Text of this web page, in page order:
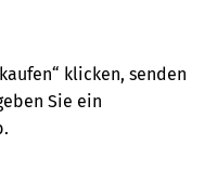
klicken, senden
Sie ein